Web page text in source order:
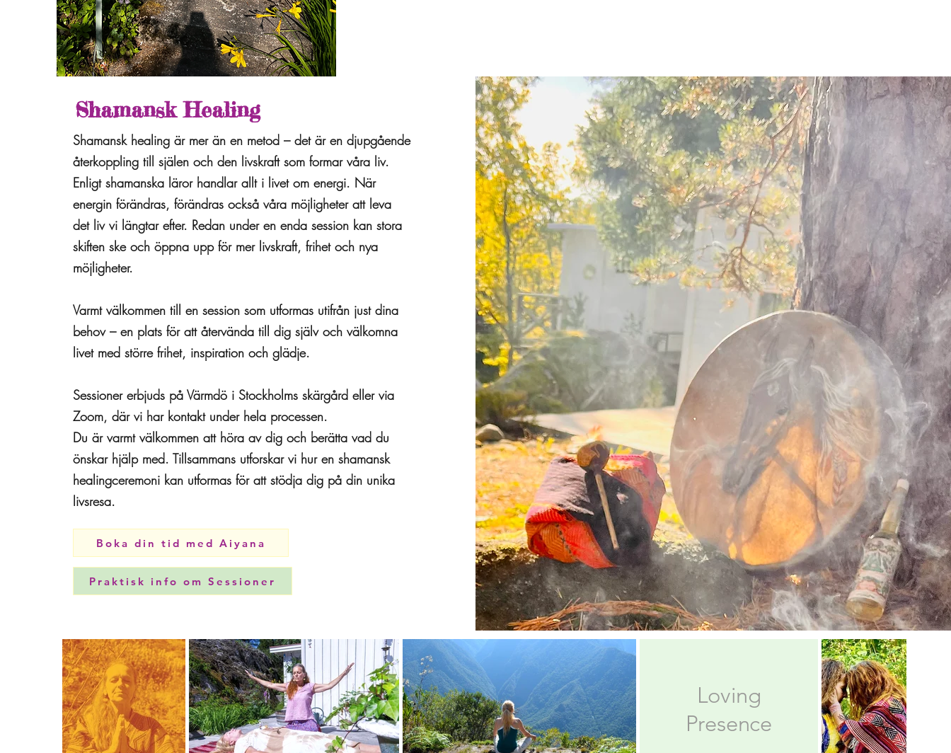
Shamansk Healing
Shamansk healing är mer än en metod – det är en djupgående
återkoppling till själen och den livskraft som formar våra liv.
Enligt shamanska läror handlar allt i livet om energi. När
energin förändras, förändras också våra möjligheter att leva
det liv vi längtar efter. Redan under en enda session kan stora
skiften ske och öppna upp för mer livskraft, frihet och nya
möjligheter.
Varmt välkommen till en session som utformas utifrån just dina
behov – en plats för att återvända till dig själv och välkomna
livet med större frihet, inspiration och glädje.
Sessioner erbjuds på Värmdö i Stockholms skärgård eller via
Zoom, där vi har kontakt under hela processen.
Du är varmt välkommen att höra av dig och berätta vad du
önskar hjälp med. Tillsammans utforskar vi hur en shamansk
healingceremoni kan utformas för att stödja dig på din unika
livsresa.
Boka din tid med Aiyana
Praktisk info om Sessioner
Loving
Presence